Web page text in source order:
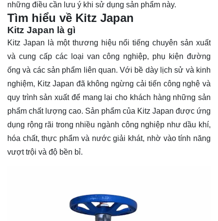
những điều cần lưu ý khi sử dụng sản phẩm này.
Tìm hiểu về Kitz Japan
Kitz Japan là gì
Kitz Japan là một thương hiệu nổi tiếng chuyên sản xuất
và cung cấp các loại van công nghiệp, phụ kiện đường
ống và các sản phẩm liên quan. Với bề dày lịch sử và kinh
nghiệm, Kitz Japan đã không ngừng cải tiến công nghệ và
quy trình sản xuất để mang lại cho khách hàng những sản
phẩm chất lượng cao. Sản phẩm của Kitz Japan được ứng
dụng rộng rãi trong nhiều ngành công nghiệp như dầu khí,
hóa chất, thực phẩm và nước giải khát, nhờ vào tính năng
vượt trội và độ bền bỉ.